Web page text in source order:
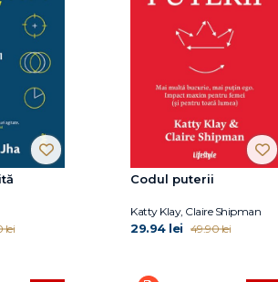
lei
Codul puterii
Katty Klay, Claire Shipman
29.94 lei 49.90 lei